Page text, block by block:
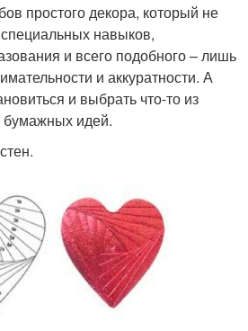
простого декора, который не
навыков,
и всего подобного – лишь
и аккуратности. А
и выбрать что-то из
бумажных идей.